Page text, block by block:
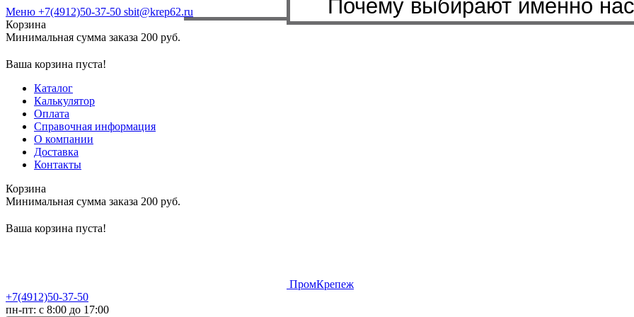
Меню +7(4912)50-37-50 sbit@krep62.ru
Корзина
Минимальная сумма заказа 200 руб.
Ваша корзина пуста!
Каталог
Калькулятор
Оплата
Справочная информация
О компании
Доставка
Контакты
Корзина
Минимальная сумма заказа 200 руб.
Ваша корзина пуста!
ПромКрепеж
+7(4912)50-37-50
пн-пт: с 8:00 до 17:00
Почему выбирают именно